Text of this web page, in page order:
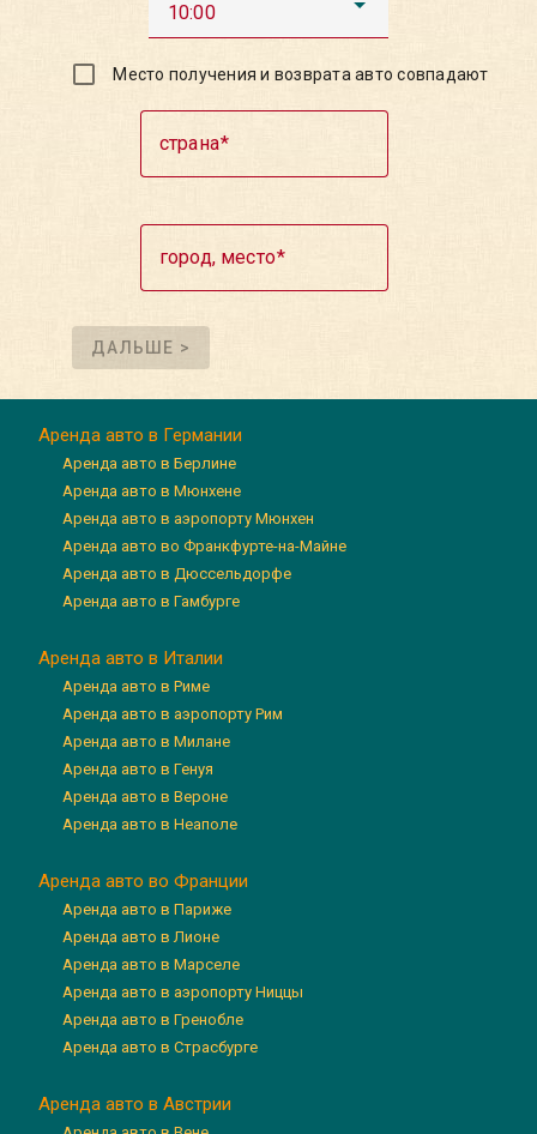
10:00
Место получения и возврата авто совпадают
страна
город, место
ДАЛЬШЕ >
Аренда авто в Германии
Аренда авто в Берлине
Аренда авто в Мюнхене
Аренда авто в аэропорту Мюнхен
Аренда авто во Франкфурте-на-Майне
Аренда авто в Дюссельдорфе
Аренда авто в Гамбурге
Аренда авто в Италии
Аренда авто в Риме
Аренда авто в аэропорту Рим
Аренда авто в Милане
Аренда авто в Генуя
Аренда авто в Вероне
Аренда авто в Неаполе
Аренда авто во Франции
Аренда авто в Париже
Аренда авто в Лионе
Аренда авто в Марселе
Аренда авто в аэропорту Ниццы
Аренда авто в Гренобле
Аренда авто в Страсбурге
Аренда авто в Австрии